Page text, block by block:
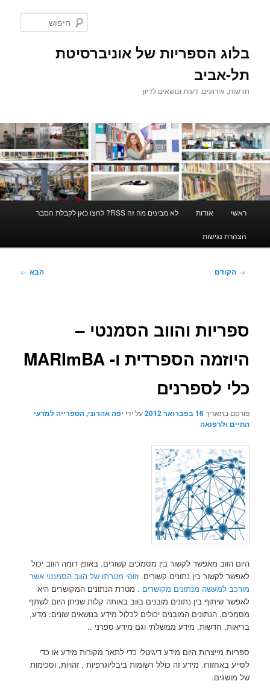
בלוג הספריות של אוניברסיטת
תל-אביב
חדשות, אירועים, דעות ונושאים לדיון
ראשי אודות לא מבינים מה זה RSS? לחצו כאן לקבלת הסבר
הצהרת נגישות
ניווט
→ הקודם הבא ←
ספריות והווב הסמנטי –
היוזמה הספרדית ו- MARImBA
כלי לספרנים
פורסם בתאריך16 בפברואר 2012 על ידי יפה אהרוני, הספרייה למדעי
החיים ולרפואה
היום הווב מאפשר לקשור בין מסמכים קשורים. באופן דומה הווב יכול
לאפשר לקשור בין נתונים קשורים.וזוהי מטרתו של הווב הסמנטי אשר
מורכב למעשה מנתונים מקושרים . מטרת הנתונים המקושרים היא
לאפשר שיתוף בין נתונים מובנים בווב באותה קלות שניתן היום לשתף
מסמכים. הנתונים המובנים יכולים לכלול מידע בנושאים שונים: מדע,
בריאות, חדשות, מידע ממשלתי וגם מידע ספרני ..
ספריות מייצרות היום מידע דיגיטלי כדי לתאר מקורות מידע או כדי
לסייע באחזורו. מידע זה כולל רשומות ביבליוגרפיות , זהויות, וסכימות
של מושגים.